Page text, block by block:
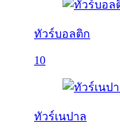
ทัวร์บอลติก
10
ทัวร์เนปาล